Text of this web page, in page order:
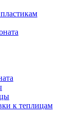
к теплицам